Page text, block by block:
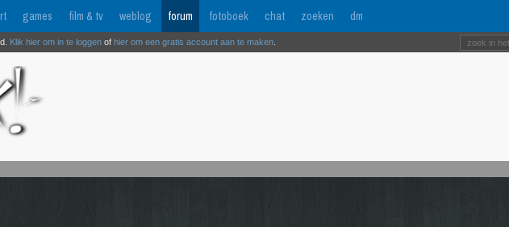
games film & tv weblog forum fotoboek chat zoeken dm
Klik hier om in te loggen of hier om een gratis account aan te maken